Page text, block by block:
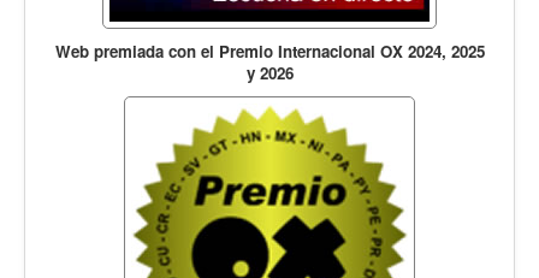
Web premiada con el Premio Internacional OX 2024, 2025
y 2026